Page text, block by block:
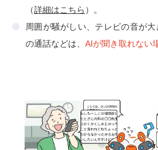
（詳細はこちら ）。
周囲が騒がしい、テレビの音が
の通話などは、 AIが聞き取れない